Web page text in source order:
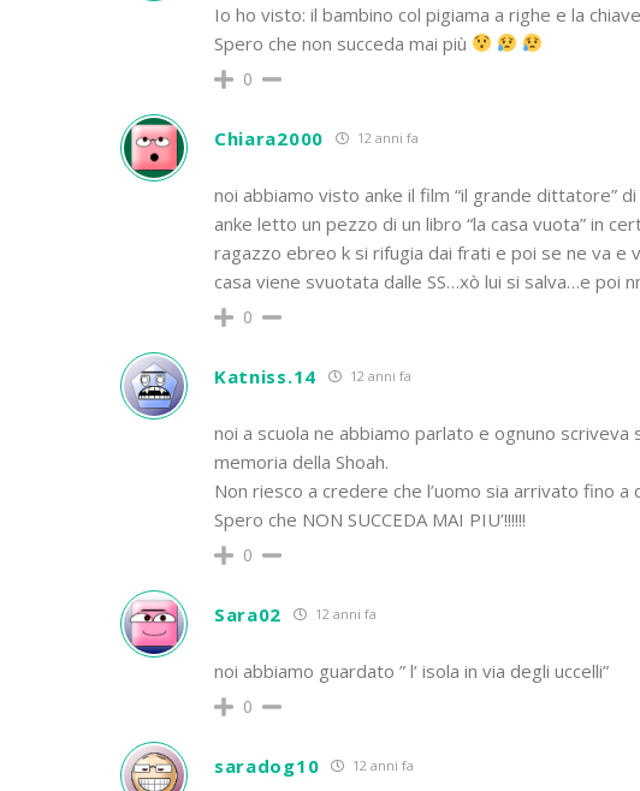
Io ho visto: il bambino col pigiama a righe e la
Spero che non succeda mai più
0
Chiara2000 12 anni fa
noi abbiamo visto anke il film “il grande dittatore”
anke letto un pezzo di un libro “la casa vuota” in
ragazzo ebreo k si rifugia dai frati e poi se ne va e
casa viene svuotata dalle SS…xò lui si salva…e poi
0
Katniss.14 12 anni fa
noi a scuola ne abbiamo parlato e ognuno
memoria della Shoah.
Non riesco a credere che l’uomo sia arrivato fino a
Spero che NON SUCCEDA MAI PIU’!!!!!!
0
Sara02 12 anni fa
noi abbiamo guardato ” l’ isola in via degli uccelli”
0
saradog10 12 anni fa